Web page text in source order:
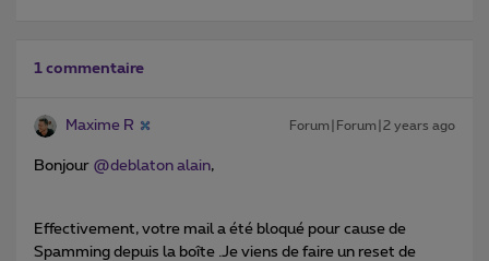
1 commentaire
Maxime R Forum|Forum|2 years ago
Bonjour @deblaton alain,
Effectivement, votre mail a été bloqué pour cause de
Spamming depuis la boîte .Je viens de faire un reset de